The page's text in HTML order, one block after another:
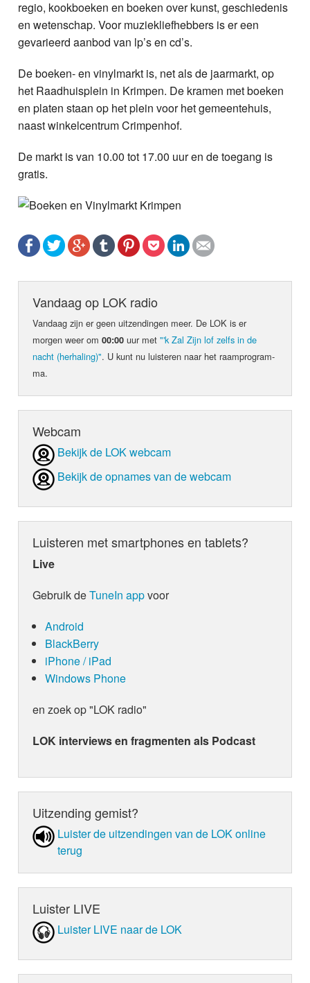
regio, kookboeken en boeken over kunst, geschiedenis
en wetenschap. Voor muziekliefhebbers is er een
gevarieerd aanbod van lp’s en cd’s.
De boeken- en vinylmarkt is, net als de jaarmarkt, op
het Raadhuisplein in Krimpen. De kramen met boeken
en platen staan op het plein voor het gemeentehuis,
naast winkelcentrum Crimpenhof.
De markt is van 10.00 tot 17.00 uur en de toegang is
gratis.
Vandaag op LOK radio
Vandaag zijn er geen uit­zen­din­gen meer. De LOK is er
morgen weer om00:00 uur met"'k Zal Zijn lof zelfs in de
nacht (herhaling)". U kunt nu luis­teren naar het raam­pro­gram­
ma.
Webcam
Bekijk de LOK webcam
Bekijk de opnames van de webcam
Luisteren met smartphones en tablets?
Live
Gebruik deTuneIn appvoor
Android
BlackBerry
iPhone / iPad
Windows Phone
en zoek op "LOK radio"
LOK interviews en fragmenten als Podcast
Uitzending gemist?
Luister de uit­zen­din­gen van de LOK online
terug
Luister LIVE
Luister LIVE naar de LOK